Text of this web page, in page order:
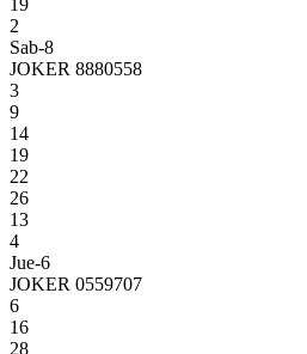
2
Sab-8
JOKER 8880558
3
9
14
19
22
26
13
4
Jue-6
JOKER 0559707
6
16
28